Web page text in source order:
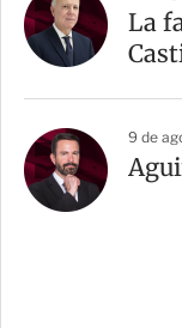
La
9 de